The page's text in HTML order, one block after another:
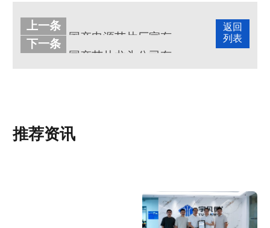
返回
列表
上一条
国产电源芯片厂家有哪些？
下一条
国产芯片龙头公司有哪些？
推荐资讯